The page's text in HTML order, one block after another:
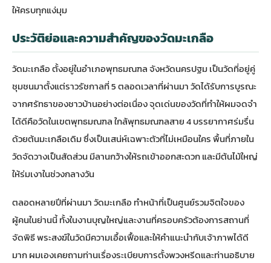
ให้ครบทุกแง่มุม
ประวัติย่อและความสำคัญของวัดมะเกลือ
วัดมะเกลือ ตั้งอยู่ในอำเภอพุทธมณฑล จังหวัดนครปฐม เป็นวัดที่อยู่คู่
ชุมชนมาตั้งแต่ราวรัชกาลที่ 5 ตลอดเวลาที่ผ่านมา วัดได้รับการบูรณะ
จากศรัทธาของชาวบ้านอย่างต่อเนื่อง จุดเด่นของวัดที่ทำให้ผมจดจำ
ได้ดีคือวัดในเขตพุทธมณฑล ใกล้พุทธมณฑลสาย 4 บรรยากาศร่มรื่น
ด้วยต้นมะเกลือเดิม ซึ่งเป็นเสน่ห์เฉพาะตัวที่ไม่เหมือนใคร พื้นที่ภายใน
วัดจัดวางเป็นสัดส่วน มีลานกว้างให้รถเข้าออกสะดวก และมีต้นไม้ใหญ่
ให้ร่มเงาในช่วงกลางวัน
ตลอดหลายปีที่ผ่านมา วัดมะเกลือ ทำหน้าที่เป็นศูนย์รวมจิตใจของ
ผู้คนในย่านนี้ ทั้งในงานบุญใหญ่และงานที่ครอบครัวต้องการสถานที่
จัดพิธี พระสงฆ์ในวัดมีความเอื้อเฟื้อและให้คำแนะนำกับเจ้าภาพได้ดี
มาก ผมเองเคยถามท่านเรื่องระเบียบการตั้งพวงหรีดและท่านอธิบาย